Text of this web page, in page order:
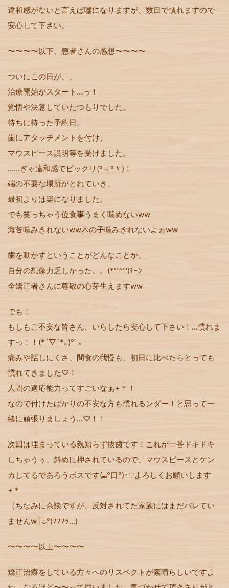
違和感がないと言えば嘘になりますが、数日で慣れますので
安心して下さい。
〜〜〜〜以下、患者さんの感想〜〜〜〜
ついにこの日が、、
治療開始がスタート…っ！
覚悟や決意していたつもりでした。
待ちに待った予約日。
歯にアタッチメントを付け、
マウスピース説明等を受けました。
……ぎゃ違和感でビックリ(º﹃º〃)！
端の不要な場所がとれていき、
最初よりは楽になりました。
でも笑っちゃう位食事うまく噛めないww
海苔噛みきれないww木の子噛みきれないよぉww
歯を動かすということがどんなことか、
自分の想像力乏しかった。。(*꒪꒫꒪)ﾁｰﾝ
全矯正者さんに尊敬の心芽生えますww
でも！
もしもご不安な皆さん、いらしたら安心して下さい！…慣れま
すっ！！(*´▽`*｡)°ﾟ｡
痛みや話しにくさ、間食の我慢も、初日に比べたらとっても
慣れてきました♡！
人間の適応能力ってすごいなぁ+＊！
なので付けたばかりの不安な方も慣れるンダー！と思って一
緒に頑張りましょう…♡！！
次回は埋まっている親知らず抜歯です！これが一番ドキドキ
しちゃうぅ、斜めに押されているので、マウスピースとケン
カしてるであろうボスです(⑉°口°)･∵よろしくお願いします
+＊
（ちなみに余談ですが、反対されてた家族にはまだバレてい
ませんw |ᴗ̵̍°)ﾌﾌﾌｯ…)
〜〜〜〜以上〜〜〜〜
矯正治療をしている方々へのリスペクトが素晴らしいですよ